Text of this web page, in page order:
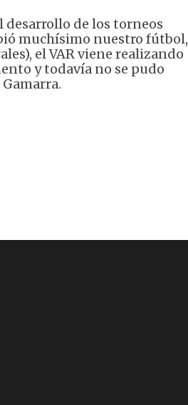
desarrollo de los torneos
muchísimo nuestro fútbol,
el VAR viene realizando
y todavía no se pudo